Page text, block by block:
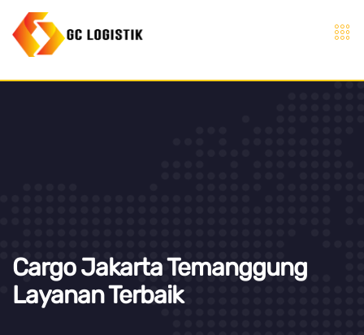
Cargo Jakarta Temanggung
Layanan Terbaik